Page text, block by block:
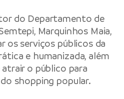
do Departamento de
Marquinhos Maia,
os serviços públicos da
e humanizada, além
o público para
shopping popular.